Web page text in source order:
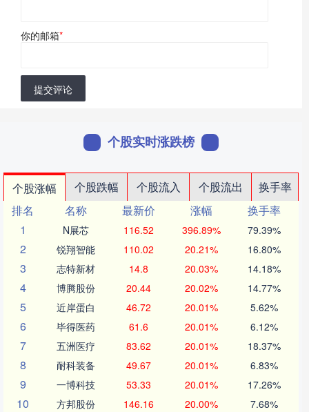
你的邮箱*
提交评论
个股实时涨跌榜
个股涨幅 个股跌幅 个股流入 个股流出
换手率
排名
名称 最新价 涨幅
换手率
1
N展芯 116.52 396.89% 79.39%
2 锐翔智能 110.02 20.21% 16.80%
3 志特新材 14.8 20.03% 14.18%
4 博腾股份 20.44 20.02% 14.77%
5 近岸蛋白 46.72 20.01% 5.62%
6 毕得医药 61.6 20.01% 6.12%
7 五洲医疗 83.62 20.01% 18.37%
8 耐科装备 49.67 20.01% 6.83%
9 一博科技 53.33 20.01% 17.26%
10 方邦股份 146.16 20.00% 7.68%